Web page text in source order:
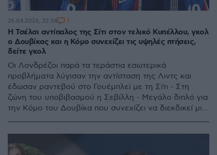
Η Τσέλσι αντίπαλος της Σίτι στον τελικό Κυπέλλου, γκολ
ο Δουβίκας και η Κόμο συνεχίζει τις υψηλές πτήσεις,
δείτε γκολ
Οι Λονδρέζοι παρά τα τεράστια εσωτερικά
προβλήματα λύγισαν την αντίσταση της Λιντς και
έδωσαν ραντεβού στο Γουέμπλεϊ με τη Σίτι - Στη
ζώνη του υποβιβασμού η Σεβίλλη - Μεγάλο διπλό για
την Κόμο του Δουβίκα που συνεχίζει να διεκδικεί μια
26.04.2026, 22:34 1